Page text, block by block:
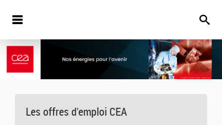
Les offres d'emploi CEA